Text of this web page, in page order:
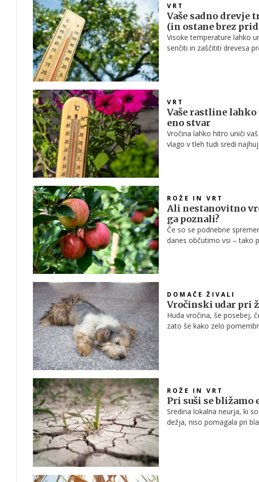
VRT
Vaše sadno drevje
(in ostane brez
Visoke temperature lahko
senčiti in zaščititi drevesa
VRT
Vaše rastline
eno stvar
Vročina lahko hitro uniči
vlago v tleh tudi sredi
ROŽE IN VRT
Ali nestanovitno
ga poznali?
Če so se podnebne
danes občutimo vsi – tako
zamenjati kot solato na
DOMAČE ŽIVALI
Vročinski udar pri
Huda vročina, še posebej,
zato še kako zelo
ROŽE IN VRT
Pri suši se
Sredina lokalna neurja, ki
dežja, niso pomagala pri